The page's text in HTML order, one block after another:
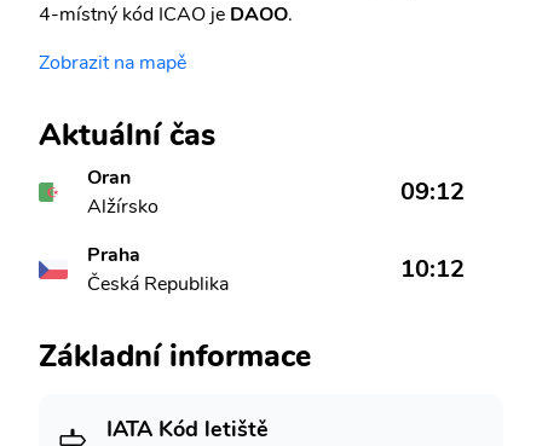
4-místný kód ICAO je DAOO.
Zobrazit na mapě
Aktuální čas
Oran
Alžírsko
09:12
Praha
Česká Republika
10:12
Základní informace
IATA Kód letiště